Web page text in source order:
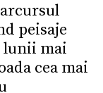
peisaje
lunii mai
cea mai